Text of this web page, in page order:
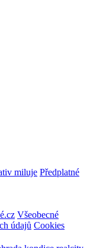
miluje Předplatné
Všeobecné
údajů Cookies